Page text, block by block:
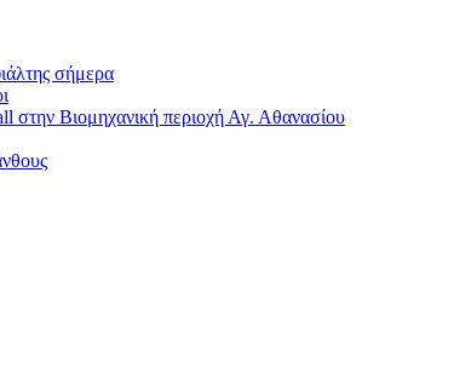
σήμερα
Βιομηχανική περιοχή Αγ. Αθανασίου